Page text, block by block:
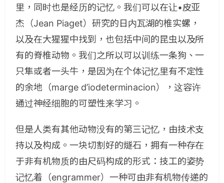
里，同时也是经历的记忆。我们可以在让•皮亚
杰（Jean Piaget）研究的日内瓦湖的椎实螺，
以及在大猩猩中找到，也包括中间的昆虫以及所
有的脊椎动物。我们之所以可以训练一条狗、一
只隼或者一头牛，是因为在个体记忆里有不定性
的余地（marge d’iodeterminacion），这容许
通过神经细胞的可塑性来学习。
但是人类有其他动物没有的第三记忆，由技术支
持以及构成。一块切割好的燧石，拥有一种存在
于非有机物质的由尺码构成的形式：技工的姿势
记忆着（engrammer）一种可由非有机物传递的